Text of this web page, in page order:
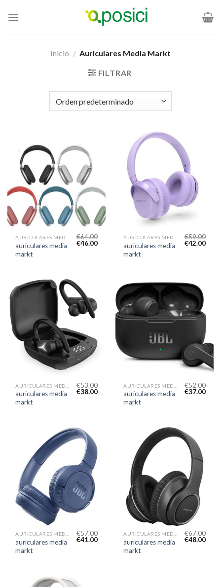
Inicio / Auriculares Media Markt
FILTRAR
auriculares media
markt
€64.00
€46.00
auriculares media
markt
€59.00
€42.00
auriculares media
markt
€53.00
€38.00
auriculares media
markt
€52.00
€37.00
auriculares media
markt
€57.00
€41.00
auriculares media
markt
€67.00
€48.00